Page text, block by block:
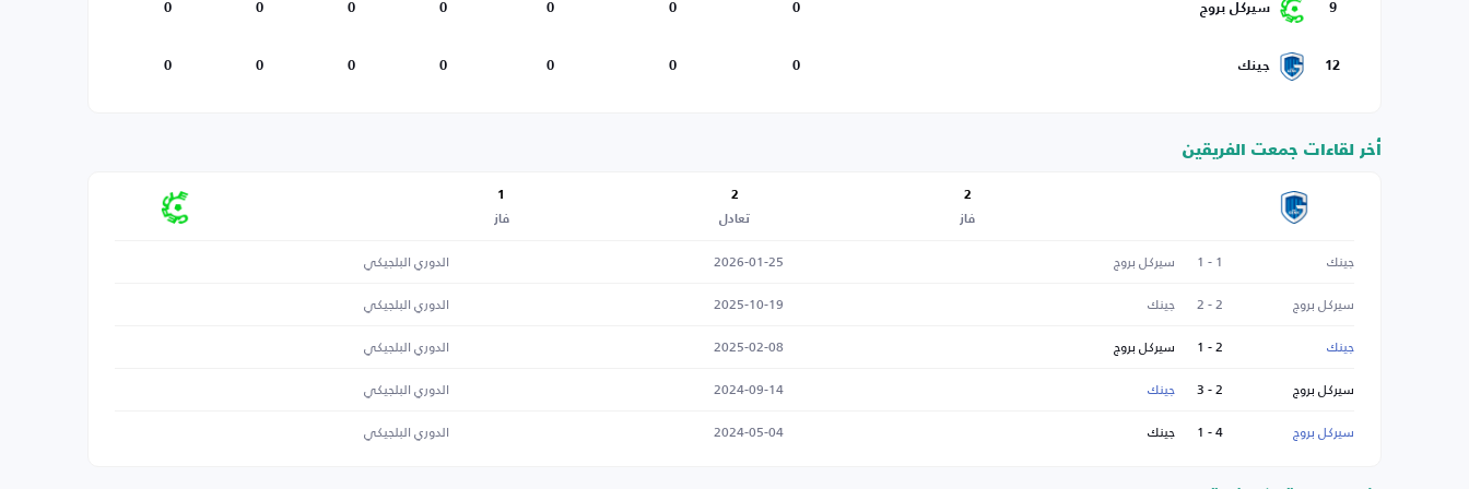
9 سيركل بروج 0
0
0
0
0
0
0
12 جينك 0
0
0
0
0
0
0
أخر لقاءات جمعت الفريقين
2
فاز
2
تعادل
1
فاز
جينك 1 - 1 سيركل بروج 2026-01-25
الدوري البلجيكي
سيركل بروج
2 - 2 جينك 2025-10-19
الدوري البلجيكي
جينك
2 - 1 سيركل بروج 2025-02-08
الدوري البلجيكي
سيركل بروج
2 - 3 جينك 2024-09-14
الدوري البلجيكي
سيركل بروج
4 - 1 جينك 2024-05-04 الدوري البلجيكي